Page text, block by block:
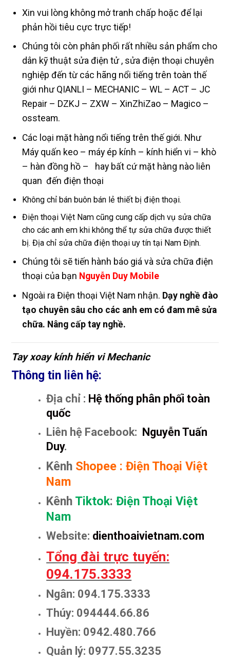
Xin vui lòng không mở tranh chấp hoặc để lại
phản hồi tiêu cực trực tiếp!
Chúng tôi còn phân phối rất nhiều sản phẩm cho
dân kỹ thuật sửa điện tử , sửa điện thoại chuyên
nghiệp đến từ các hãng nổi tiếng trên toàn thế
giới như QIANLI – MECHANIC – WL – ACT – JC
Repair – DZKJ – ZXW – XinZhiZao – Magico –
ossteam.
Các loại mặt hàng nổi tiếng trên thế giới. Như
Máy quấn keo – máy ép kính – kính hiển vi – khò
– hàn đồng hồ – hay bất cứ mặt hàng nào liên
quan đến điện thoại
Không chỉ bán buôn bán lẻ thiết bị điện thoại.
Điện thoại Việt Nam cũng cung cấp dịch vụ sửa chữa
cho các anh em khi không thể tự sửa chữa được thiết
bị. Địa chỉ sửa chữa điện thoại uy tín tại Nam Định.
Chúng tôi sẽ tiến hành báo giá và sửa chữa điện
thoại của bạn Nguyễn Duy Mobile
Ngoài ra Điện thoại Việt Nam nhận. Dạy nghề đào
tạo chuyên sâu cho các anh em có đam mê sửa
chữa. Nâng cấp tay nghề.
Tay xoay kính hiển vi Mechanic
Thông tin liên hệ:
Địa chỉ : Hệ thống phân phối toàn
quốc
Liên hệ Facebook: Nguyễn Tuấn
Duy.
Kênh Shopee :Điện Thoại Việt
Nam
Kênh Tiktok:Điện Thoại Việt
Nam
Website: dienthoaivietnam.com
Tổng đài trực tuyến:
094.175.3333
Ngân: 094.175.3333
Thúy: 094444.66.86
Huyền: 0942.480.766
Quản lý: 0977.55.3235